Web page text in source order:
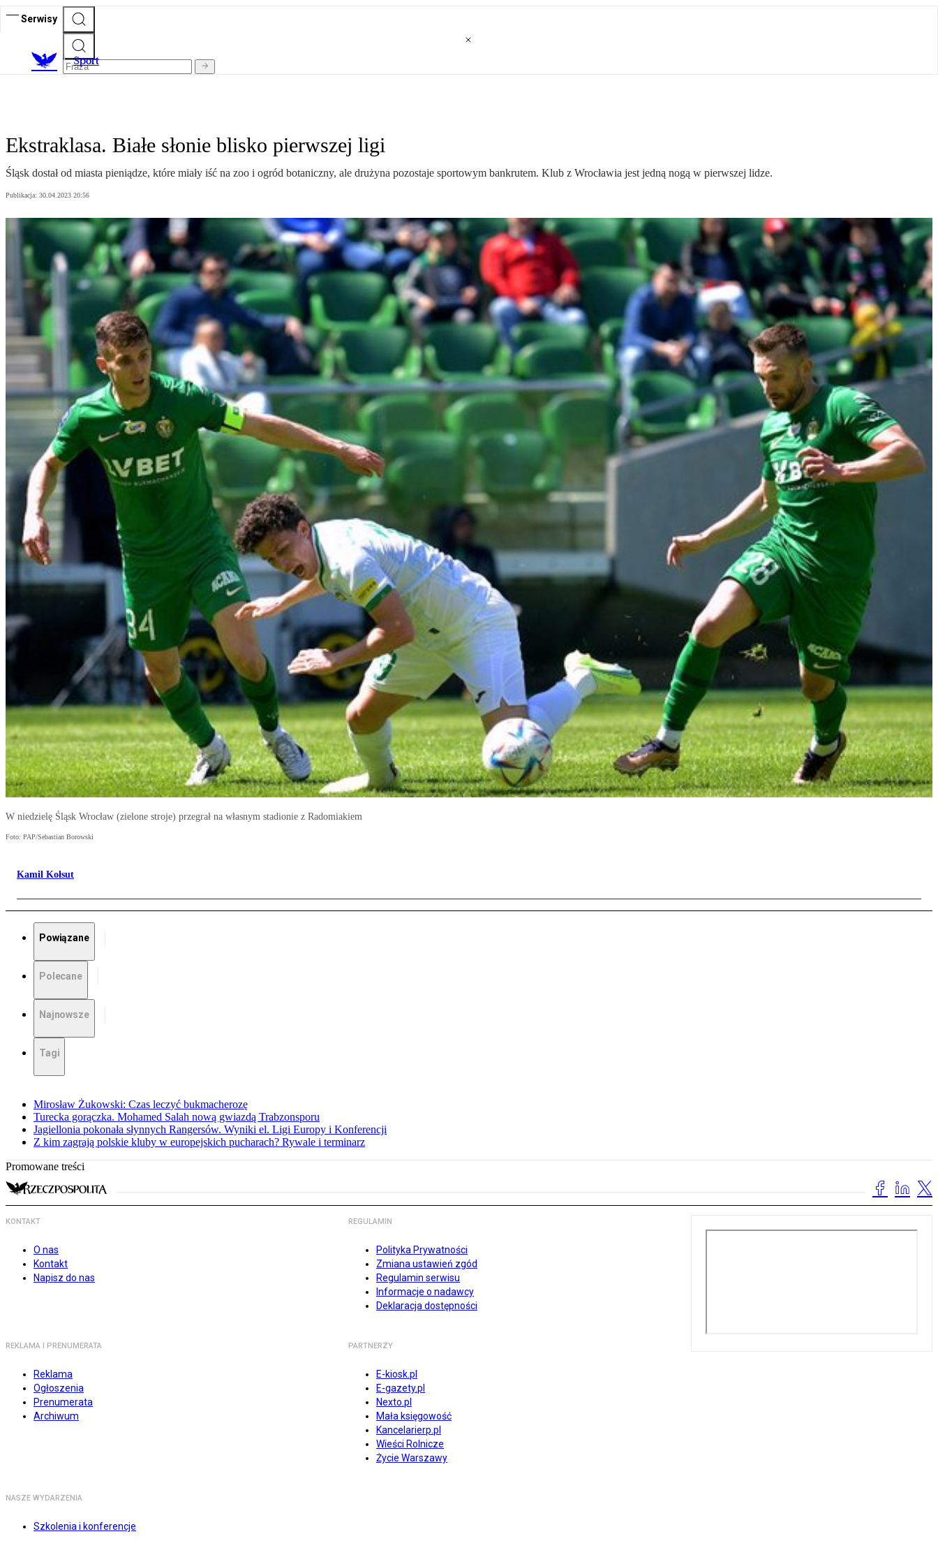
Serwisy
Sport
Ekstraklasa. Białe słonie blisko pierwszej ligi
Śląsk dostał od miasta pieniądze, które miały iść na zoo i ogród botaniczny, ale drużyna pozostaje sportowym bankrutem. Klub z Wrocławia jest jedną nogą w pierwszej lidze.
Publikacja: 30.04.2023 20:56
W niedzielę Śląsk Wrocław (zielone stroje) przegrał na własnym stadionie z Radomiakiem
Foto: PAP/Sebastian Borowski
Kamil Kołsut
Powiązane
Polecane
Najnowsze
Tagi
Mirosław Żukowski: Czas leczyć bukmacherozę
Turecka gorączka. Mohamed Salah nową gwiazdą Trabzonsporu
Jagiellonia pokonała słynnych Rangersów. Wyniki el. Ligi Europy i Konferencji
Z kim zagrają polskie kluby w europejskich pucharach? Rywale i terminarz
Promowane treści
KONTAKT
O nas
Kontakt
Napisz do nas
REGULAMIN
Polityka Prywatności
Zmiana ustawień zgód
Regulamin serwisu
Informacje o nadawcy
Deklaracja dostępności
REKLAMA I PRENUMERATA
Reklama
Ogłoszenia
Prenumerata
Archiwum
PARTNERZY
E-kiosk.pl
E-gazety.pl
Nexto.pl
Mała księgowość
Kancelarierp.pl
Wieści Rolnicze
Życie Warszawy
NASZE WYDARZENIA
Szkolenia i konferencje